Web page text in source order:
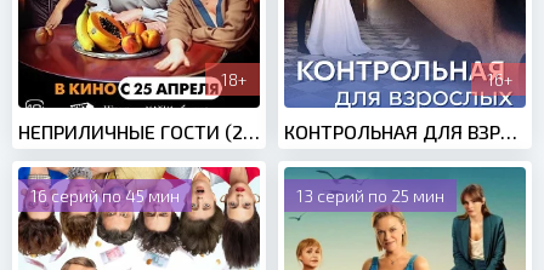
18+
НЕПРИЛИЧНЫЕ ГОСТИ (2024)
16+
КОНТРОЛЬНАЯ ДЛЯ ВЗРОСЛЫХ (2024)
16 серий по 45 мин 13 серий по 25 мин